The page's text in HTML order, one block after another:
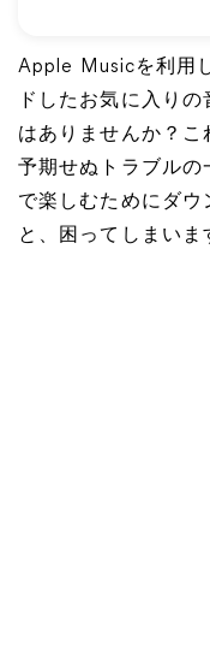
Apple Musicを利用
ドしたお気に入り
はありませんか？こ
予期せぬトラブルの
で楽しむためにダウ
と、困ってしまいま